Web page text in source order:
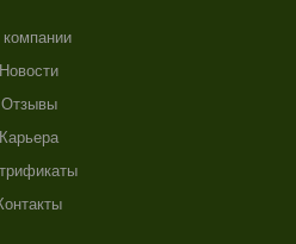
Новости
Отзывы
Карьера